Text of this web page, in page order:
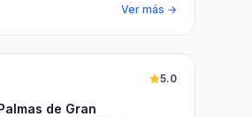
Ver más →
de Gran
5.0